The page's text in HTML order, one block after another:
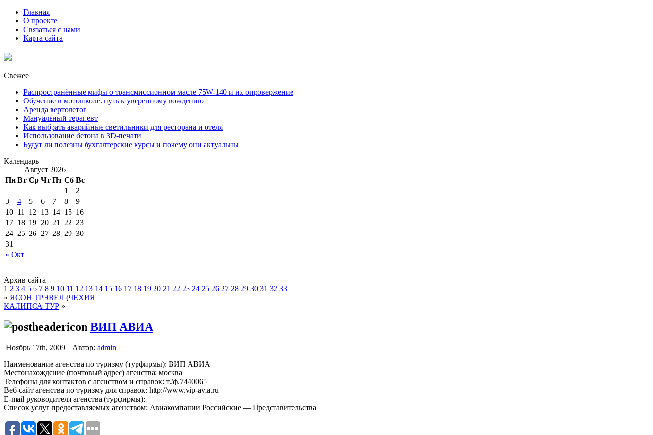
Главная
О проекте
Связаться с нами
Карта сайта
Свежее
Распространённые мифы о трансмиссионном масле 75W-140 и их опровержение
Обучение в мотошколе: путь к уверенному вождению
Аренда вертолетов
Мануальный терапевт
Как выбрать аварийные светильники для ресторана и отеля
Использование бетона в 3D-печати
Будут ли полезны бухгалтерские курсы и почему они актуальны
Календарь
Август 2026
Пн Вт Ср Чт Пт Сб Вс
« Окт
1
2
3
4 5 6 7 8
9
10 11 12 13 14 15 16
17 18 19 20 21 22 23
24 25 26 27 28 29 30
31
Архив сайта
1 2 3 4 5 6 7 8 9 10 11 12 13 14 15 16 17 18 19 20 21 22 23 24 25 26 27 28 29 30 31 32 33
« ЯСОН ТРЭВЕЛ (ЧЕХИЯ
КАЛИПСА ТУР »
ВИП АВИА
Ноябрь 17th, 2009 | Автор: admin
Наименование агенства по туризму (турфирмы): ВИП АВИА
Местонахождение (почтовый адрес) агенства: москва
Телефоны для контактов с агенством и справок: т./ф.7440065
Веб-сайт агенства по туризму для справок: http://www.vip-avia.ru
E-mail руководителя агенства (турфирмы):
Список услуг предоставляемых агенством: Авиакомпании Российские — Представительства